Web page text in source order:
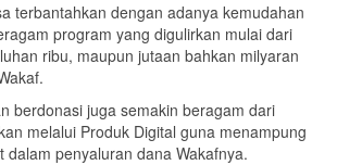
terbantahkan dengan adanya kemudahan
program yang digulirkan mulai dari
ribu, maupun jutaan bahkan milyaran
berdonasi juga semakin beragam dari
melalui Produk Digital guna menampung
dalam penyaluran dana Wakafnya.